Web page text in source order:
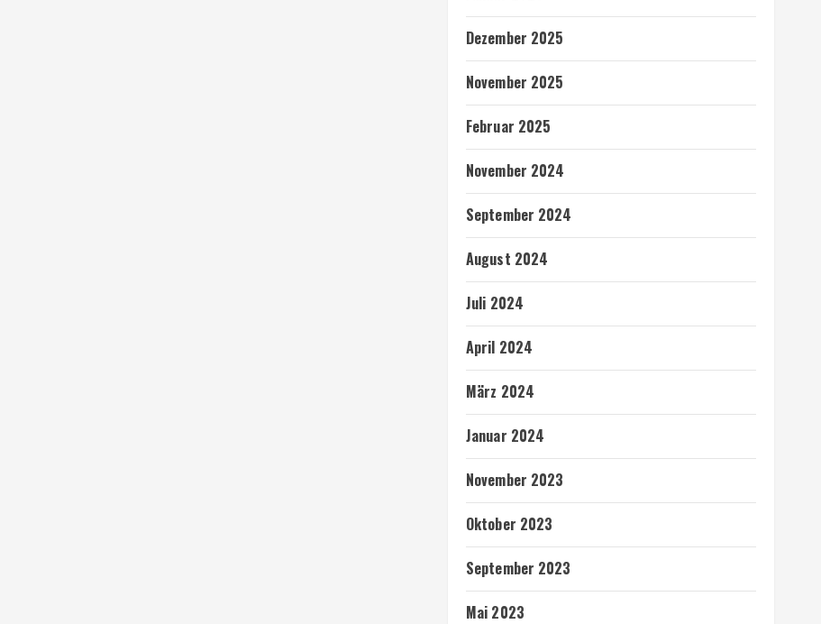
Dezember 2025
November 2025
Februar 2025
November 2024
September 2024
August 2024
Juli 2024
April 2024
März 2024
Januar 2024
November 2023
Oktober 2023
September 2023
Mai 2023